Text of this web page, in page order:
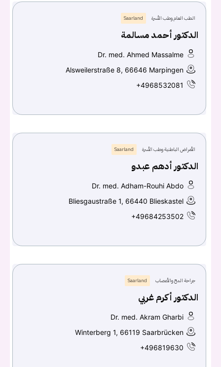
الطب العام وطب الأسرة Saarland
الدكتور أحمد مسالمة
Dr. med. Ahmed Massalme
Alsweilerstraße 8, 66646 Marpingen
+4968532081
الأمراض الباطنية وطب الأسرة Saarland
الدكتور أدهم عبدو
Dr. med. Adham-Rouhi Abdo
Bliesgaustraße 1, 66440 Blieskastel
+49684253502
جراحة المخ والأعصاب Saarland
الدكتور أكرم غربي
Dr. med. Akram Gharbi
Winterberg 1, 66119 Saarbrücken
+496819630